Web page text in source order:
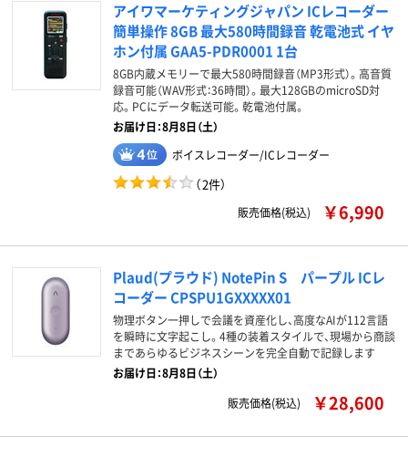
アイワマーケティングジャパン ICレコーダー
簡単操作 8GB 最大580時間録音 乾電池式 イヤ
ホン付属 GAA5-PDR0001 1台
8GB内蔵メモリーで最大580時間録音（MP3形式）。高音質
録音可能（WAV形式：36時間）。最大128GBのmicroSD対
応。PCにデータ転送可能。乾電池付属。
お届け日：8月8日（土）
ボイスレコーダー/ICレコーダー
（2件）
販売価格(税込) ￥6,990
Plaud(プラウド) NotePin S パープル ICレ
コーダー CPSPU1GXXXXX01
物理ボタン一押しで会議を資産化し、高度なAIが112言語
を瞬時に文字起こし。4種の装着スタイルで、現場から商談
まであらゆるビジネスシーンを完全自動で記録します
お届け日：8月8日（土）
販売価格(税込)
￥28,600